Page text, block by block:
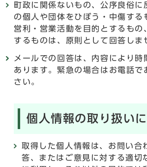
町政に関係ないもの、公序良俗に
の個人や団体をひぼう・中傷する
営利・営業活動を目的とするもの
するものは、原則として回答しま
メールでの回答は、内容により時
あります。緊急の場合はお電話で
さい。
個人情報の取り扱い
取得した個人情報は、お問い合
答、またはご意見に対する適切